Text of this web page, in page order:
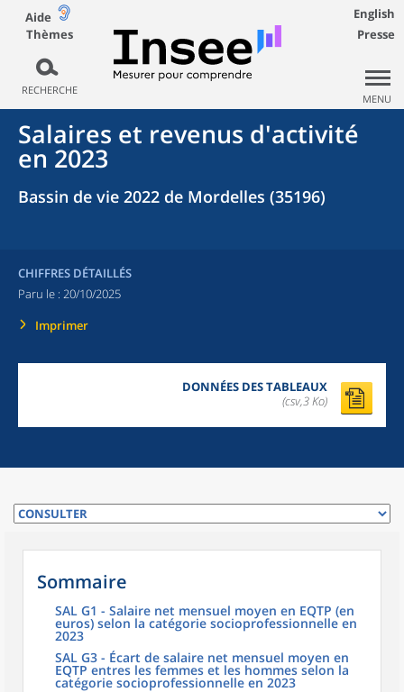
Aide
Thèmes
RECHERCHE
English
Presse
MENU
Salaires et revenus d'activité
en 2023
Bassin de vie 2022 de Mordelles (35196)
CHIFFRES DÉTAILLÉS
Paru le : 20/10/2025
Imprimer
DONNÉES DES TABLEAUX
(csv,3 Ko)
Sommaire
SAL G1 - Salaire net mensuel moyen en EQTP (en
euros) selon la catégorie socioprofessionnelle en
2023
SAL G3 - Écart de salaire net mensuel moyen en
EQTP entres les femmes et les hommes selon la
catégorie socioprofessionnelle en 2023